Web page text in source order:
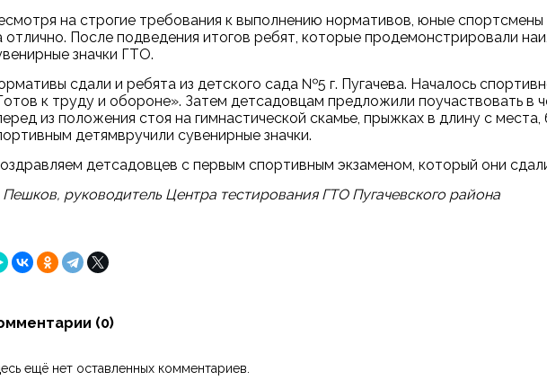
на строгие требования к выполнению нормативов, юные спортсмены
отлично. После подведения итогов ребят, которые продемонстрировали
значки ГТО.
сдали и ребята из детского сада №5 г. Пугачева. Началось
к труду и обороне». Затем детсадовцам предложили поучаствовать в
из положения стоя на гимнастической скамье, прыжках в длину с
детямвручили сувенирные значки.
детсадовцев с первым спортивным экзаменом, который они
Пешков, руководитель Центра тестирования ГТО Пугачевского района
(0)
ещё нет оставленных комментариев.